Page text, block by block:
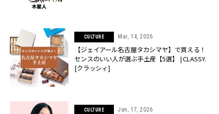
CULTURE Mar, 14, 2026
【ジェイアール名古屋タカシマヤ】で買える！
センスのいい人が選ぶ手土産【5選】 | CLASSY.
[クラッシィ]
CULTURE Jan, 17, 2026